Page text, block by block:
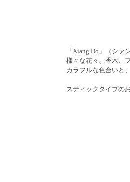
「Xiang Do」（シァ
様々な花々、香木、
カラフルな色合いと
スティックタイプの